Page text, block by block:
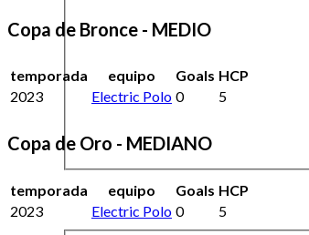
Copa de Bronce - MEDIO
temporada equipo Goals HCP
2023
Electric Polo 0 5
Copa de Oro - MEDIANO
temporada equipo Goals HCP
2023
Electric Polo 0 5